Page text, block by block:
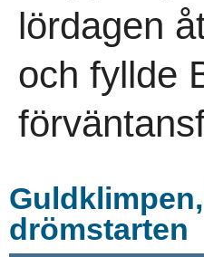
lördagen
och fyllde
drömstarten